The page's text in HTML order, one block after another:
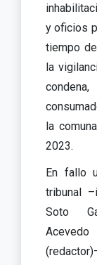
y oficios
tiempo
la
la
2023.
En fallo
tribunal
Soto